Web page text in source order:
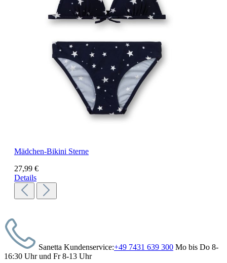
Mädchen-Bikini Sterne
27,99 €
Details
Sanetta Kundenservice:+49 7431 639 300 Mo bis Do 8-
16:30 Uhr und Fr 8-13 Uhr